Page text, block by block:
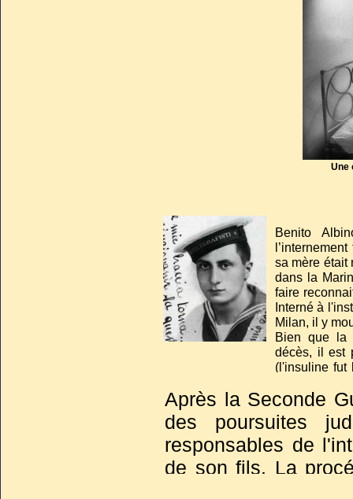
Une
Benito
sa mère était
dans la
faire
Interné à
Milan, il y
Bien que la
décès, il est
(l'insuline fut
Limbiate :
sans doute
Après la Seconde
des poursuites
responsables de
de son fils. La